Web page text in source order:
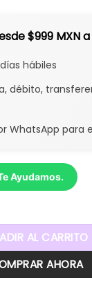
$999 MXN
hábiles
débito,
WhatsApp para
Ayudamos.
Extracto de
AL CARRITO
AHORA